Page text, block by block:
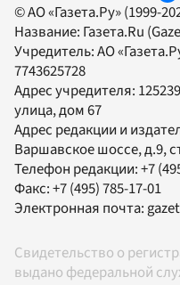
© АО «Газета.Ру» (1999-
Название: Газета.Ru
Учредитель:АО
7743625728
Адрес учредителя:
улица, дом 67
Адрес редакции и
Варшавское шоссе, д.9,
Телефон редакции:+7
Факс:+7 (495) 785-17-01
Электронная почта:
Свидетельство о
выдано федеральной